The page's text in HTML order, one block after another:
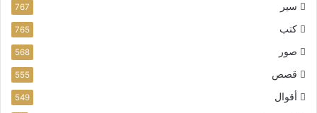
سير 767
كتب 765
صور 568
قصص 555
أقوال 549